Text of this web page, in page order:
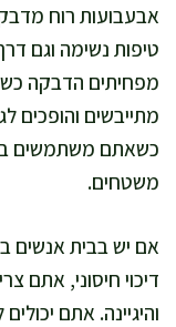
אבעבועות רוח
טיפות נשימה וגם
מפחיתים הדבקה
מתייבשים והופכים
כשאתם משתמשים
משטחים.
אם יש בבית אנשים
דיכוי חיסוני, אתם
והיגיינה. אתם